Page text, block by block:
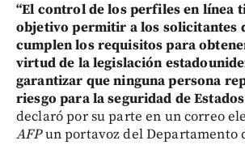
“El control de los perfiles en línea
objetivo permitir a los solicitantes
cumplen los requisitos para
virtud de la legislación
garantizar que ninguna persona
riesgo para la seguridad de
declaró por su parte en un correo
AFPun portavoz del Departamento